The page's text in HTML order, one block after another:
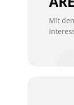
Mit